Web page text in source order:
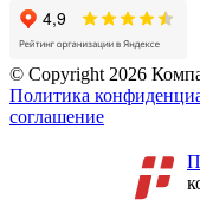
© Copyright 2026
Политика
соглашение